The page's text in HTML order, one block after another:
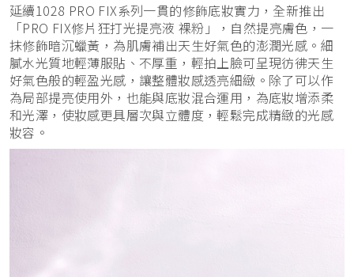
延續1028 PRO FIX系列一貫的修飾底妝實力，全新推出
「PRO FIX修片狂打光提亮液 裸粉」，自然提亮膚色，一
抹修飾暗沉蠟黃，為肌膚補出天生好氣色的澎潤光感。細
膩水光質地輕薄服貼、不厚重，輕拍上臉可呈現彷彿天生
好氣色般的輕盈光感，讓整體妝感透亮細緻。除了可以作
為局部提亮使用外，也能與底妝混合運用，為底妝增添柔
和光澤，使妝感更具層次與立體度，輕鬆完成精緻的光感
妝容。